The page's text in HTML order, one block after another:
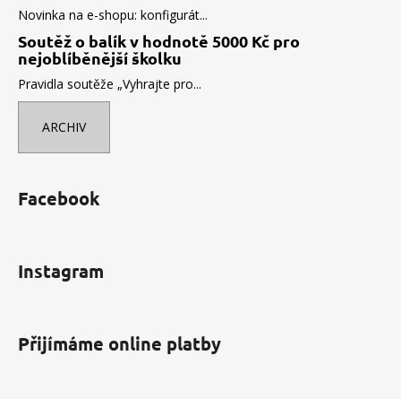
Novinka na e-shopu: konfigurát...
Soutěž o balík v hodnotě 5000 Kč pro
nejoblíběnější školku
Pravidla soutěže „Vyhrajte pro...
ARCHIV
Facebook
Instagram
Přijímáme online platby